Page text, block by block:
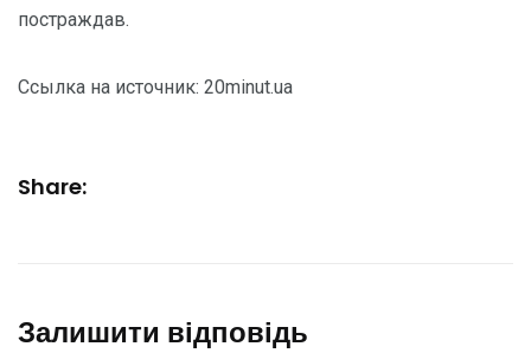
постраждав.
Ссылка на источник: 20minut.ua
Share:
Залишити відповідь